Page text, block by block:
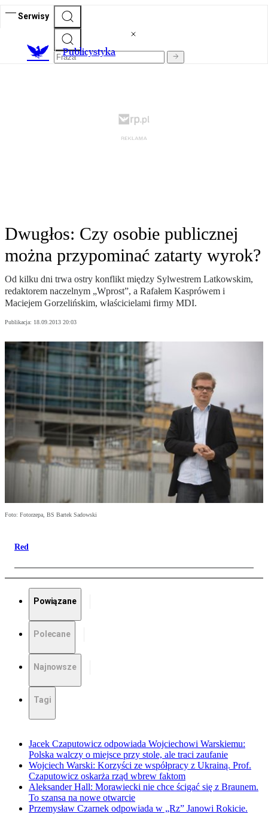
Serwisy
Publicystyka
Dwugłos: Czy osobie publicznej
można przypominać zatarty wyrok?
Od kilku dni trwa ostry konflikt między Sylwestrem Latkowskim,
redaktorem naczelnym „Wprost”, a Rafałem Kasprówem i
Maciejem Gorzelińskim, właścicielami firmy MDI.
Publikacja: 18.09.2013 20:03
Foto: Fotorzepa, BS Bartek Sadowski
Red
Powiązane
Polecane
Najnowsze
Tagi
Jacek Czaputowicz odpowiada Wojciechowi Warskiemu:
Polska walczy o miejsce przy stole, ale traci zaufanie
Wojciech Warski: Korzyści ze współpracy z Ukrainą. Prof.
Czaputowicz oskarża rząd wbrew faktom
Aleksander Hall: Morawiecki nie chce ścigać się z Braunem.
To szansa na nowe otwarcie
Przemysław Czarnek odpowiada w „Rz” Janowi Rokicie.